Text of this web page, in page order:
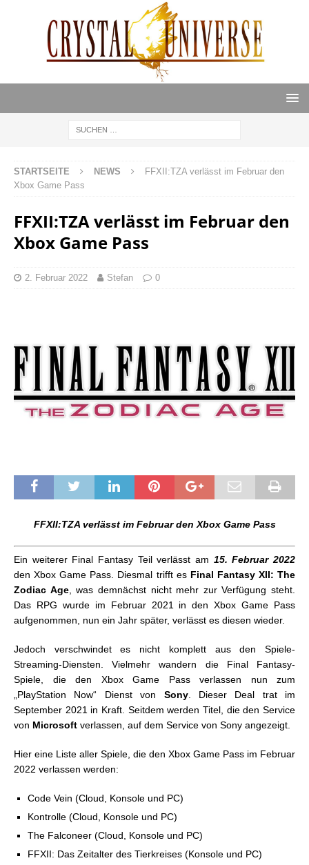
STARTSEITE NEWS
FFXII:TZA verlässt im Februar den
Xbox Game Pass
FFXII:TZA verlässt im Februar den
Xbox Game Pass
2. Februar 2022 Stefan 0
FFXII:TZA verlässt im Februar den Xbox Game Pass
Ein weiterer Final Fantasy Teil verlässt am 15. Februar 2022
den Xbox Game Pass. Diesmal trifft es Final Fantasy XII: The
Zodiac Age, was demnächst nicht mehr zur Verfügung steht.
Das RPG wurde im Februar 2021 in den Xbox Game Pass
aufgenommen, nun ein Jahr später, verlässt es diesen wieder.
Jedoch verschwindet es nicht komplett aus den Spiele-
Streaming-Diensten. Vielmehr wandern die Final Fantasy-
Spiele, die den Xbox Game Pass verlassen nun zum
„PlayStation Now“ Dienst von Sony. Dieser Deal trat im
September 2021 in Kraft. Seitdem werden Titel, die den Service
von Microsoft verlassen, auf dem Service von Sony angezeigt.
Hier eine Liste aller Spiele, die den Xbox Game Pass im Februar
2022 verlassen werden:
Code Vein (Cloud, Konsole und PC)
Kontrolle (Cloud, Konsole und PC)
The Falconeer (Cloud, Konsole und PC)
FFXII: Das Zeitalter des Tierkreises (Konsole und PC)